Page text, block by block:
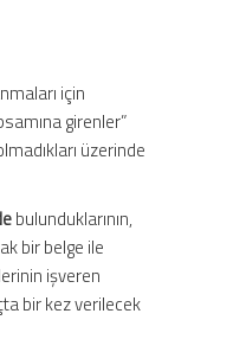
için
girenler”
üzerinde
bulunduklarının,
bir belge ile
işveren
bir kez verilecek